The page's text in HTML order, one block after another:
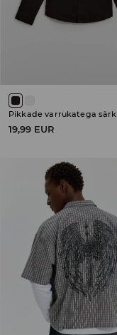
Pikkade varrukatega särk
19,99 EUR